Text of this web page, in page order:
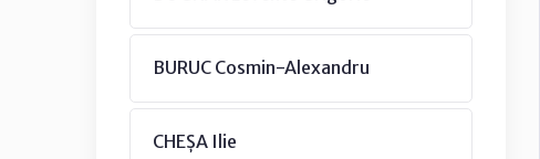
BURUC Cosmin-Alexandru
CHEȘA Ilie